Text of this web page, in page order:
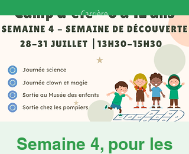
Carrière
Presse
Faire un don
Semaine 4, pour les